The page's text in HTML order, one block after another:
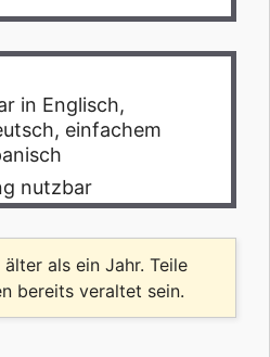
in Englisch,
einfachem
nutzbar
als ein Jahr. Teile
bereits veraltet sein.